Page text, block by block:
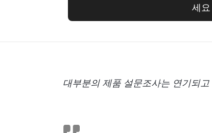
세요
대부분의 제품 설문조사는 연기되